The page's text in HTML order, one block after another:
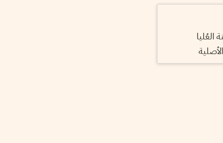
العُليا